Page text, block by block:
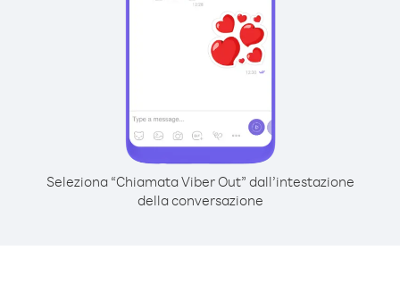
Seleziona “Chiamata Viber Out” dall’intestazione
della conversazione